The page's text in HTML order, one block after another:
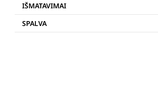
IŠMATAVIMAI
SPALVA